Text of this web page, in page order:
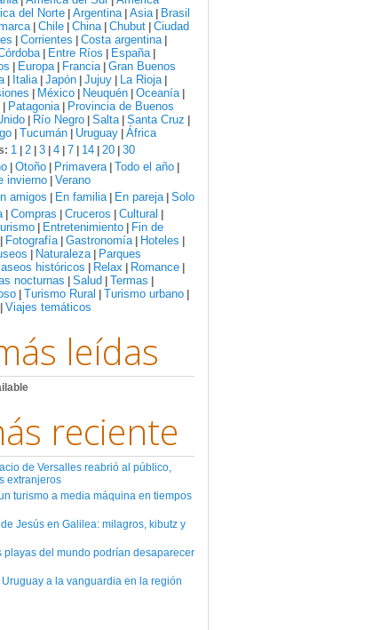
del Norte Argentina| Asia| Brasil
| Chile China| Chubut Ciudad
Corrientes Costa argentina|
| Entre Ríos España|
Europa| Francia| Gran Buenos
| Italia| Japón Jujuy La Rioja|
México Neuquén Oceanía|
Patagonia|
Provincia de Buenos
Río Negro Salta| Santa Cruz
Tucumán Uruguay África
1 2 3 4 7 14 20 30
Otoño Primavera| Todo el año
invierno Verano
amigos En familia| En pareja| Solo
| Compras Cruceros Cultural
Entretenimiento
Fin de
Fotografía| Gastronomía| Hoteles
Naturaleza|
Parques
históricos Relax Romance
nocturnas Salud Termas
Turismo Rural Turismo urbano
Viajes temáticos
leídas
reciente
de Versalles reabrió al público,
extranjeros
turismo a media máquina en tiempos
Jesús en Galilea: milagros, kibutz y
playas del mundo podrían desaparecer
Uruguay a la vanguardia en la región